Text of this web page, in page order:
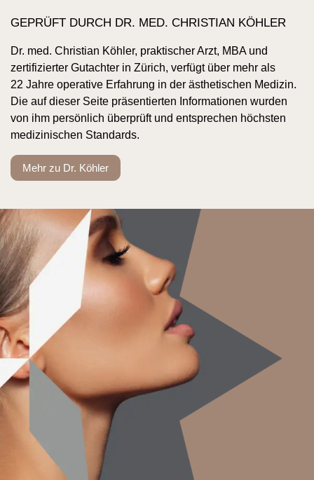
GEPRÜFT DURCH DR. MED. CHRISTIAN KÖHLER
Dr. med. Christian Köhler, praktischer Arzt, MBA und
zertifizierter Gutachter in Zürich, verfügt über mehr als
22 Jahre operative Erfahrung in der ästhetischen Medizin.
Die auf dieser Seite präsentierten Informationen wurden
von ihm persönlich überprüft und entsprechen höchsten
medizinischen Standards.
Mehr zu Dr. Köhler